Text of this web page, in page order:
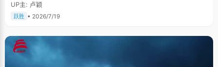
UP主: 卢颖
跃胜 • 2026/7/19